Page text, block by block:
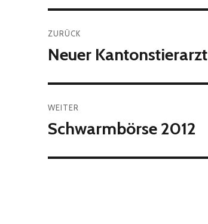
ZURÜCK
Vorheriger
Neuer Kantonstierarzt
WEITER
Nächster
Schwarmbörse 2012